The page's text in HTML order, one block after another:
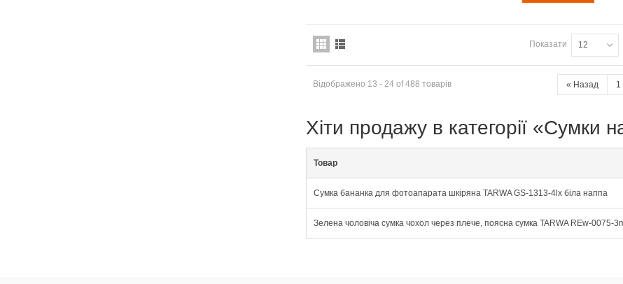
Показати 12
« Назад 1
Відображено 13 - 24 of 488 товарів
Хіти продажу в категорії «Сумки
Товар
Сумка бананка для фотоапарата шкіряна TARWA GS-1313-4lx біла наппа
Зелена чоловіча сумка чохол через плече, поясна сумка TARWA REw-0075-